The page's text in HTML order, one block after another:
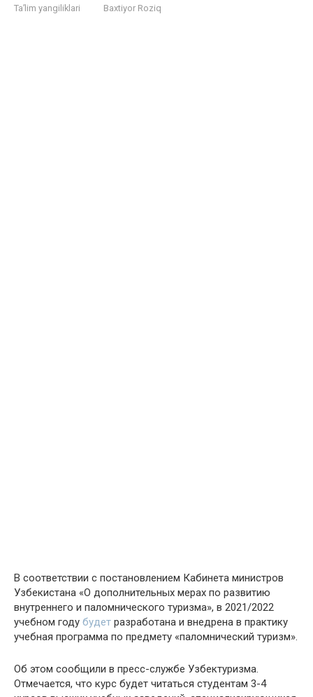
Ta’lim yangiliklari Baxtiyor Roziq
В соответствии с постановлением Кабинета министров
Узбекистана «О дополнительных мерах по развитию
внутреннего и паломнического туризма», в 2021/2022
учебном году будет разработана и внедрена в практику
учебная программа по предмету «паломнический туризм».
Об этом сообщили в пресс-службе Узбектуризма.
Отмечается, что курс будет читаться студентам 3-4